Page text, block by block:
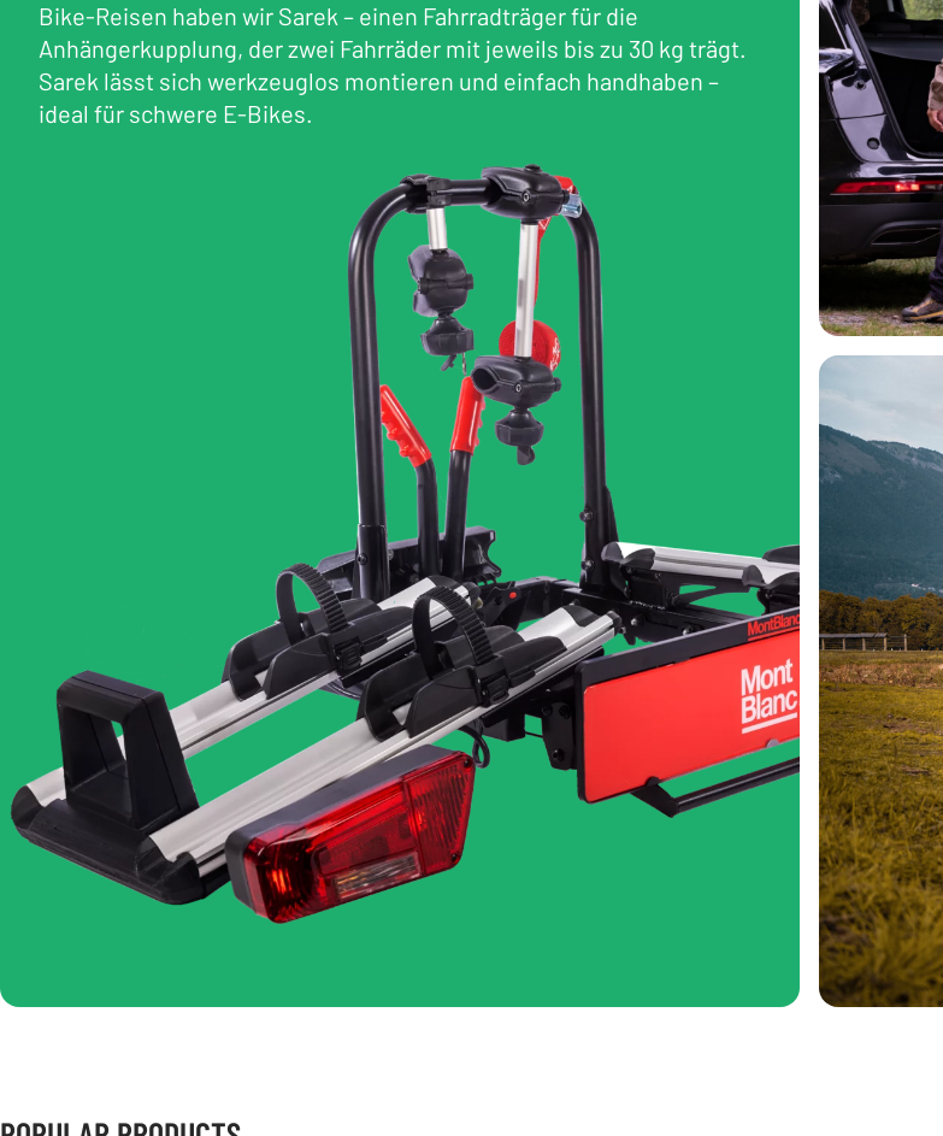
Bike-Reisen haben wir Sarek – einen Fahrradträger für die
Anhängerkupplung, der zwei Fahrräder mit jeweils bis zu 30 kg trägt.
Sarek lässt sich werkzeuglos montieren und einfach handhaben –
ideal für schwere E-Bikes.